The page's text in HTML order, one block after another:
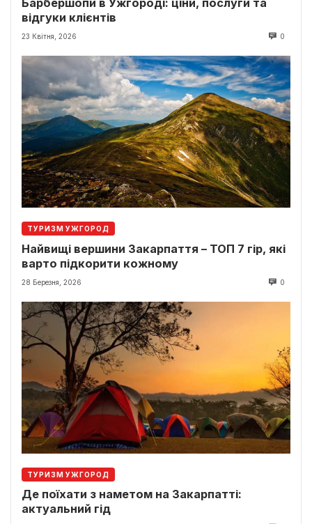
Барбершопи в Ужгороді: ціни, послуги та
відгуки клієнтів
23 Квітня, 2026 0
ТУРИЗМ УЖГОРОД
Найвищі вершини Закарпаття – ТОП 7 гір, які
варто підкорити кожному
28 Березня, 2026 0
ТУРИЗМ УЖГОРОД
Де поїхати з наметом на Закарпатті:
актуальний гід